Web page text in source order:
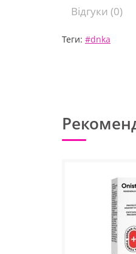
Відгуки (0)
Теги: #dnka